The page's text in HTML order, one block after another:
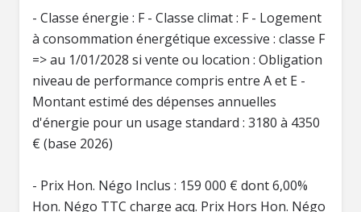
- Classe énergie : F - Classe climat : F - Logement
à consommation énergétique excessive : classe F
=> au 1/01/2028 si vente ou location : Obligation
niveau de performance compris entre A et E -
Montant estimé des dépenses annuelles
d'énergie pour un usage standard : 3180 à 4350
€ (base 2026)
- Prix Hon. Négo Inclus : 159 000 € dont 6,00%
Hon. Négo TTC charge acq. Prix Hors Hon. Négo